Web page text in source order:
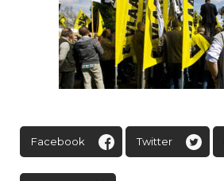
Facebook Twitter